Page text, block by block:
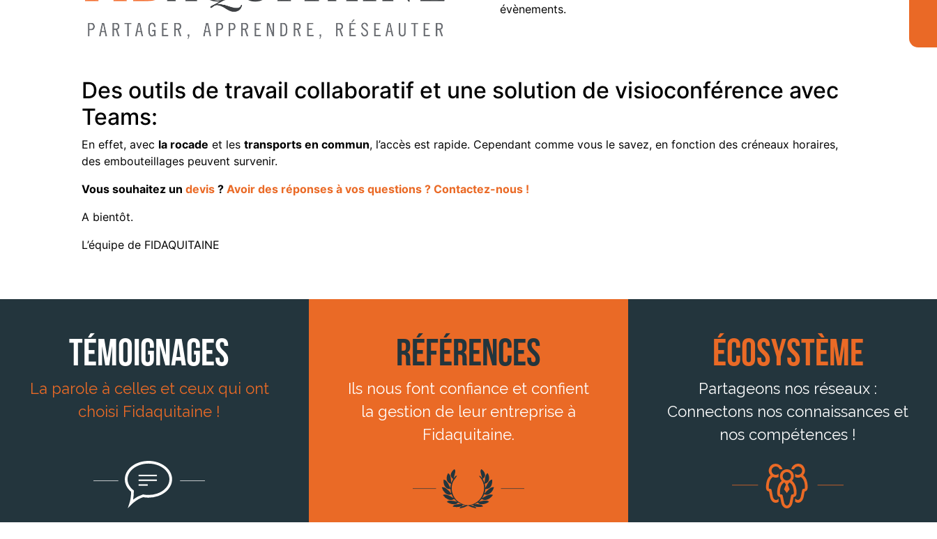
évènements.
Des outils de travail collaboratif et une solution de visioconférence avec
Teams:
En effet, avec la rocade et les transports en commun, l’accès est rapide. Cependant comme vous le savez, en fonction des créneaux horaires,
des embouteillages peuvent survenir.
Vous souhaitez un devis ? Avoir des réponses à vos questions ? Contactez-nous !
A bientôt.
L’équipe de FIDAQUITAINE
Témoignages
La parole à celles et ceux qui ont
choisi Fidaquitaine !
Références
Ils nous font confiance et confient
la gestion de leur entreprise à
Fidaquitaine.
Écosystème
Partageons nos réseaux :
Connectons nos connaissances et
nos compétences !